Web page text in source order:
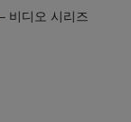
비디오 시리즈